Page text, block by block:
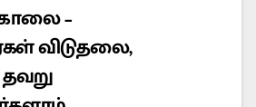
–
விடுதலை,